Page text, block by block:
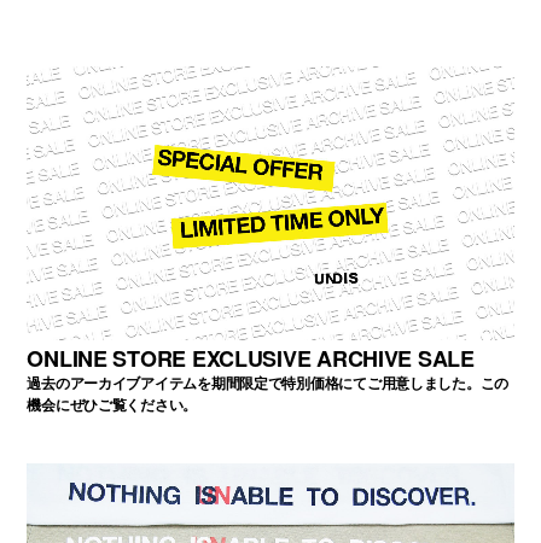
ONLINE STORE EXCLUSIVE ARCHIVE SALE
過去のアーカイブアイテムを期間限定で特別価格にてご用意しました。この
機会にぜひご覧ください。